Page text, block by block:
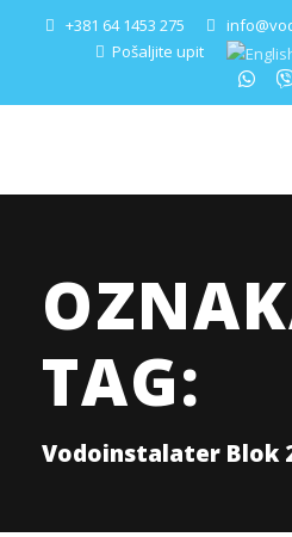
+381 64 1453 275
Pošaljite upit
TAG:
Vodoinstalater Blok